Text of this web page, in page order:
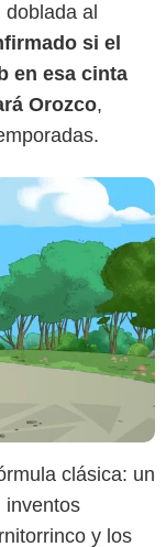
al
si el
en esa cinta
Orozco,
clásica: un
inventos
y los